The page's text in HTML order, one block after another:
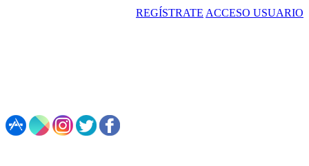
REGÍSTRATE ACCESO USUARIO